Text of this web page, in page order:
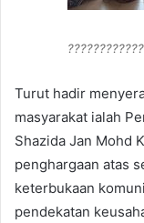
????????????
Turut hadir
masyarakat ialah
Shazida Jan Mohd
penghargaan atas
keterbukaan
pendekatan